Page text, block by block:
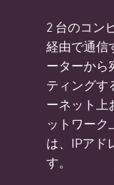
2 台のコン
経由で通信
ーターから
ティングす
ーネット上
ットワーク
は、IPアド
す。